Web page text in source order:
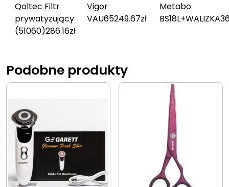
Qoltec Filtr
prywatyzujący
(51060)286.16zł
Vigor
VAU65249.67zł
Metabo
BS18L+WALIZKA
Podobne produkty